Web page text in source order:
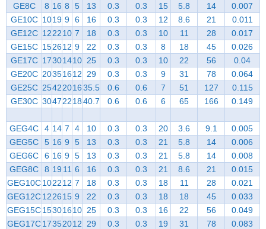
GE8C
8 16 8 5 13 0.3 0.3 15 5.8 14
0.007
GE10C 1019 9 6 16 0.3 0.3 12 8.6 21
0.011
GE12C 122210 7 18 0.3 0.3 10 11 28
0.017
GE15C 152612 9 22 0.3 0.3 8 18 45
0.026
GE17C 17301410 25 0.3 0.3 10 22 56
0.04
GE20C 20351612 29 0.3 0.3 9 31 78
0.064
GE25C 2542201635.5 0.6 0.6 7 51 127
0.115
GE30C 3047221840.7 0.6 0.6 6 65 166 0.149
GEG4C 4 14 7 4 10 0.3 0.3 20 3.6 9.1
0.005
GEG5C
5 16 9 5 13 0.3 0.3 21 5.8 14
0.006
GEG6C
6 16 9 5 13 0.3 0.3 21 5.8 14
0.008
GEG8C
8 19 11 6 16 0.3 0.3 21 8.6 21
0.015
GEG10C102212 7 18 0.3 0.3 18 11 28
0.021
GEG12C122615 9 22 0.3 0.3 18 18 45
0.033
GEG15C15301610 25 0.3 0.3 16 22 56
0.049
GEG17C17352012 29 0.3 0.3 19 31 78
0.083